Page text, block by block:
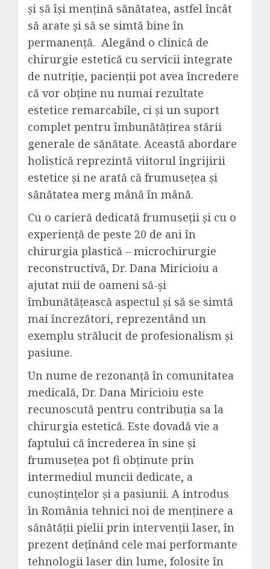
și să își mențină sănătatea, astfel încât
să arate și să se simtă bine în
permanență. Alegând o clinică de
chirurgie estetică cu servicii integrate
de nutriție, pacienții pot avea încredere
că vor obține nu numai rezultate
estetice remarcabile, ci și un suport
complet pentru îmbunătățirea stării
generale de sănătate. Această abordare
holistică reprezintă viitorul îngrijirii
estetice și ne arată că frumusețea și
sănătatea merg mână în mână.
Cu o carieră dedicată frumuseții și cu o
experiență de peste 20 de ani în
chirurgia plastică – microchirurgie
reconstructivă, Dr. Dana Miricioiu a
ajutat mii de oameni să-și
îmbunătățească aspectul și să se simtă
mai încrezători, reprezentând un
exemplu strălucit de profesionalism și
pasiune.
Un nume de rezonanță în comunitatea
medicală, Dr. Dana Miricioiu este
recunoscută pentru contribuția sa la
chirurgia estetică. Este dovadă vie a
faptului că încrederea în sine și
frumusețea pot fi obținute prin
intermediul muncii dedicate, a
cunoștințelor și a pasiunii. A introdus
în România tehnici noi de menținere a
sănătății pielii prin intervenții laser, în
prezent dețînând cele mai performante
tehnologii laser din lume, folosite în